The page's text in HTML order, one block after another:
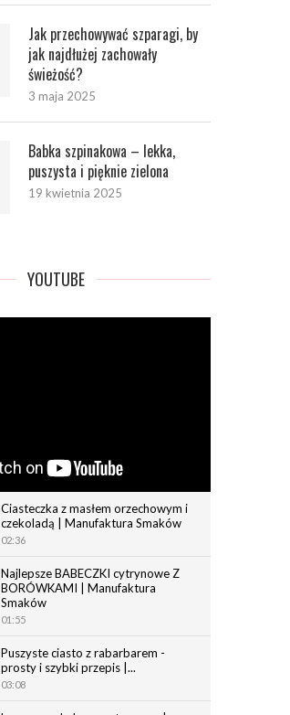
Jak przechowywać szparagi, by
jak najdłużej zachowały
świeżość?
3 maja 2025
Babka szpinakowa – lekka,
puszysta i pięknie zielona
19 kwietnia 2025
YOUTUBE
Ciasteczka z masłem orzechowym i
czekoladą | Manufaktura Smaków
02:36
Najlepsze BABECZKI cytrynowe Z
BORÓWKAMI | Manufaktura
Smaków
01:55
Puszyste ciasto z rabarbarem -
prosty i szybki przepis |...
03:08